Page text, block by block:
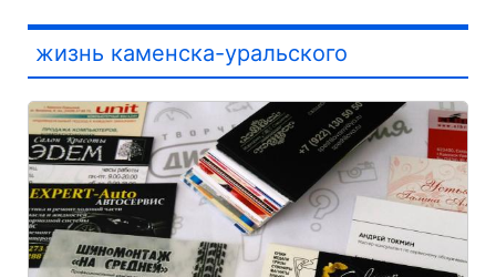
жизнь каменска-уральского